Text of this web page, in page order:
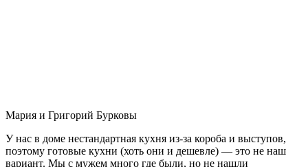
Мария и Григорий Бурковы
У нас в доме нестандартная кухня из-за короба и выступов,
поэтому готовые кухни (хоть они и дешевле) — это не наш
вариант. Мы с мужем много где были, но не нашли